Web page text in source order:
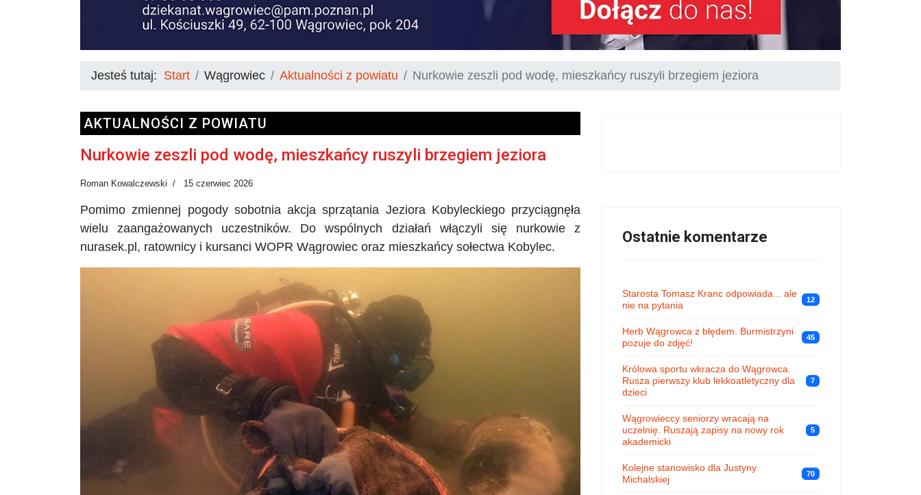
Jesteś tutaj: Start Wągrowiec Aktualności z powiatu Nurkowie zeszli pod wodę, mieszkańcy ruszyli brzegiem jeziora
AKTUALNOŚCI Z POWIATU
Nurkowie zeszli pod wodę, mieszkańcy ruszyli brzegiem jeziora
Roman Kowalczewski 15 czerwiec 2026
Pomimo zmiennej pogody sobotnia akcja sprzątania Jeziora Kobyleckiegoprzyciągnęła
wielu zaangażowanych uczestników. Do wspólnych działań włączyli się nurkowie z
nurasek.pl, ratownicy i kursanci WOPR Wągrowiec oraz mieszkańcy sołectwa Kobylec.
Ostatnie komentarze
Starosta Tomasz Kranc odpowiada... ale
nie na pytania
12
Herb Wągrowca z błędem. Burmistrzyni
pozuje do zdjęć!
45
Królowa sportu wkracza do Wągrowca.
Rusza pierwszy klub lekkoatletyczny dla
dzieci
7
Wągrowieccy seniorzy wracają na
uczelnię. Ruszają zapisy na nowy rok
akademicki
5
Kolejne stanowisko dla Justyny
Michalskiej
70